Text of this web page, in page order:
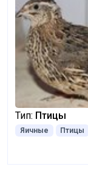
Тип: Птицы
Яичные Птицы